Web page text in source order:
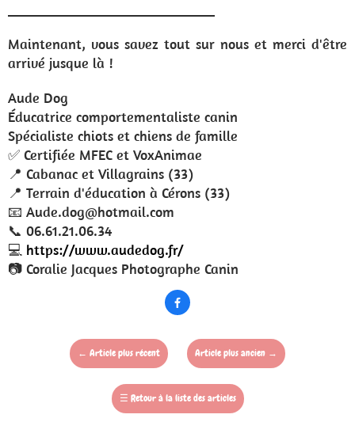
Maintenant, vous savez tout sur nous et merci d'être
arrivé jusque là !
Aude Dog
Éducatrice comportementaliste canin
Spécialiste chiots et chiens de famille
✅️ Certifiée MFEC et VoxAnimae
📍 Cabanac et Villagrains (33)
📍 Terrain d'éducation à Cérons (33)
📧 Aude.dog@hotmail.com
📞 06.61.21.06.34
💻 https://www.audedog.fr/
📷 Coralie Jacques Photographe Canin

← Article plus récent Article plus ancien →
☰ Retour à la liste des articles